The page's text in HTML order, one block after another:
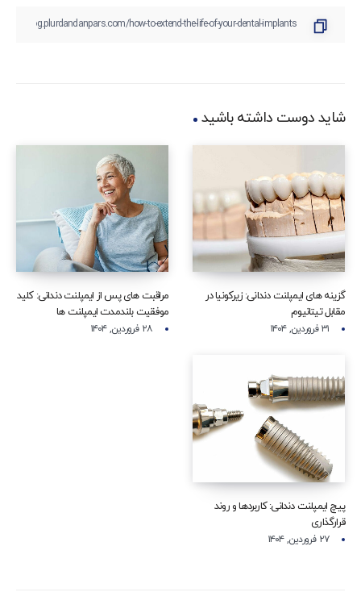
شاید دوست داشته باشید
گزینه‌ های ایمپلنت دندانی: زیرکونیا در
مقابل تیتانیوم
۳۱ فروردین, ۱۴۰۴
مراقبت‌ های پس از ایمپلنت دندانی: کلید
موفقیت بلندمدت ایمپلنت‌ ها
۲۸ فروردین, ۱۴۰۴
پیچ ایمپلنت دندانی: کاربردها و روند
قرارگذاری
۲۷ فروردین, ۱۴۰۴